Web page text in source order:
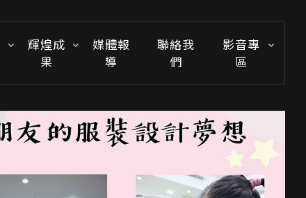
輝煌成
果
媒體報
導
聯絡我
們
影音專
區